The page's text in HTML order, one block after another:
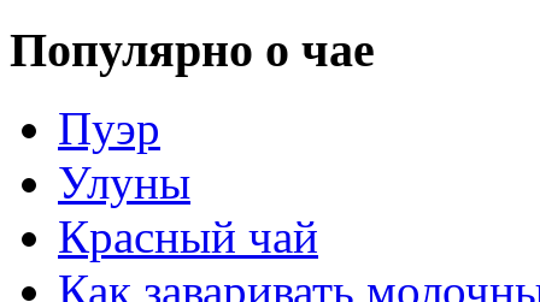
Популярно о чае
Пуэр
Улуны
Красный чай
Как заваривать